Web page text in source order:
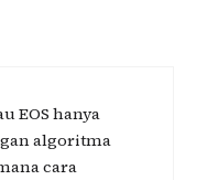
EOS hanya
algoritma
cara